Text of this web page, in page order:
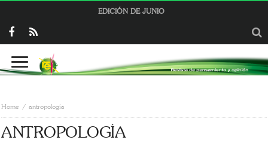
EDICIÓN DE JUNIO
Home antropología
ANTROPOLOGÍA